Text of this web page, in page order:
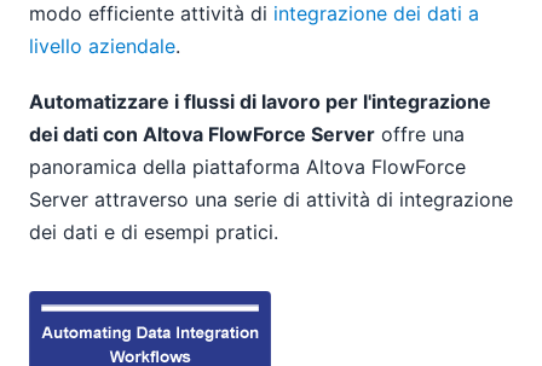
modo efficiente attività di integrazione dei dati a
livello aziendale.
Automatizzare i flussi di lavoro per l'integrazione
dei dati con Altova FlowForce Server offre una
panoramica della piattaforma Altova FlowForce
Server attraverso una serie di attività di integrazione
dei dati e di esempi pratici.